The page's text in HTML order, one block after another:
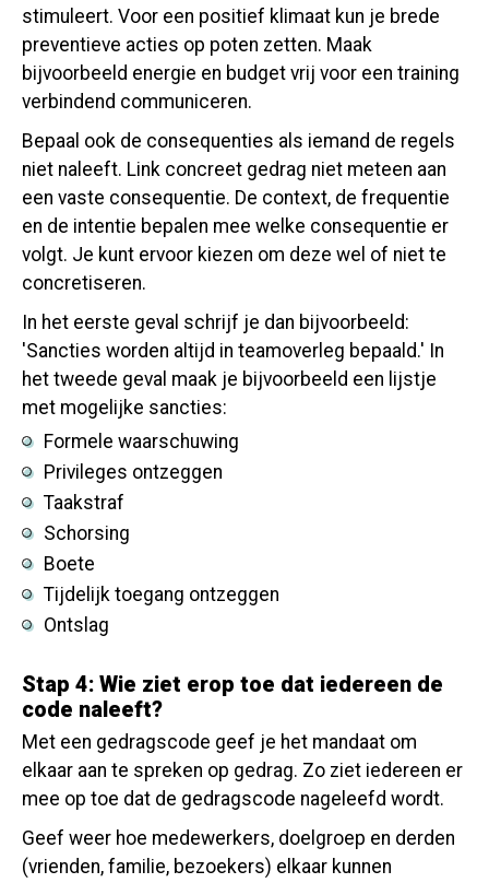
stimuleert. Voor een positief klimaat kun je brede
preventieve acties op poten zetten. Maak
bijvoorbeeld energie en budget vrij voor een training
verbindend communiceren.
Bepaal ook de consequenties als iemand de regels
niet naleeft. Link concreet gedrag niet meteen aan
een vaste consequentie. De context, de frequentie
en de intentie bepalen mee welke consequentie er
volgt. Je kunt ervoor kiezen om deze wel of niet te
concretiseren.
In het eerste geval schrijf je dan bijvoorbeeld:
'Sancties worden altijd in teamoverleg bepaald.' In
het tweede geval maak je bijvoorbeeld een lijstje
met mogelijke sancties:
Formele waarschuwing
Privileges ontzeggen
Taakstraf
Schorsing
Boete
Tijdelijk toegang ontzeggen
Ontslag
Stap 4: Wie ziet erop toe dat iedereen de
code naleeft?
Met een gedragscode geef je het mandaat om
elkaar aan te spreken op gedrag. Zo ziet iedereen er
mee op toe dat de gedragscode nageleefd wordt.
Geef weer hoe medewerkers, doelgroep en derden
(vrienden, familie, bezoekers) elkaar kunnen